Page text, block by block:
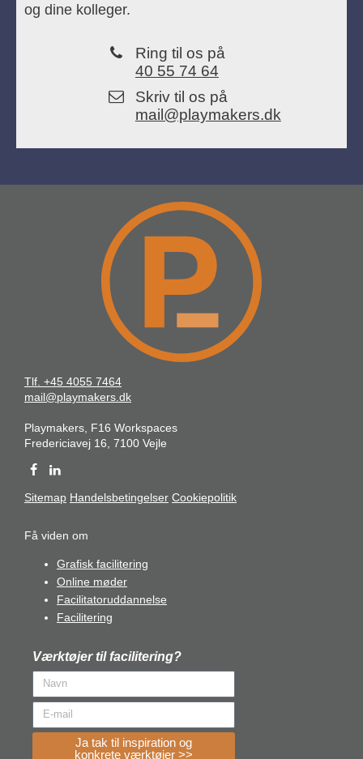
og dine kolleger.
Ring til os på
40 55 74 64
Skriv til os på
mail@playmakers.dk
Tlf. +45 4055 7464
mail@playmakers.dk
Playmakers, F16 Workspaces
Fredericiavej 16, 7100 Vejle
Sitemap Handelsbetingelser Cookiepolitik
Få viden om
Grafisk facilitering
Online møder
Facilitatoruddannelse
Facilitering
Værktøjer til facilitering?
Ja tak til inspiration og
konkrete værktøjer >>